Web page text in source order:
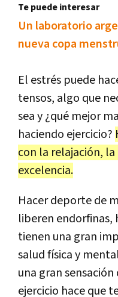
Te puede interesar
Un laboratorio
nueva copa
El estrés puede
tensos, algo que
sea y ¿qué mejor
haciendo ejercicio?
con la relajación,
excelencia.
Hacer deporte de
liberen endorfinas,
tienen una gran
salud física y
una gran
ejercicio hace que